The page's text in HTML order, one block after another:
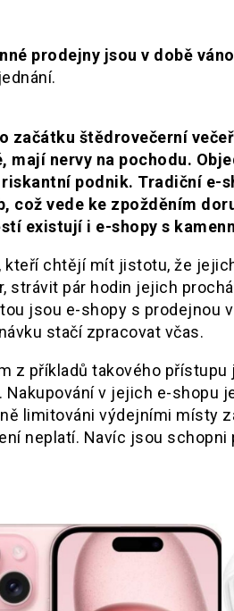
prodejny jsou v době
začátku štědrovečerní
mají nervy na pochodu.
podnik. Tradiční e-
což vede ke zpožděním
existují i e-shopy s
kteří chtějí mít jistotu, že
strávit pár hodin jejich
jsou e-shopy s prodejnou
stačí zpracovat včas.
z příkladů takového
Nakupování v jejich e-shopu
limitováni výdejními místy
neplatí. Navíc jsou